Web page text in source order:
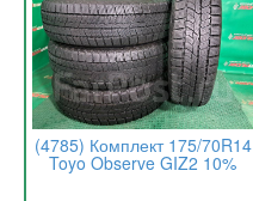
(4785) Комплект 175/70R14
Toyo Observe GIZ2 10%